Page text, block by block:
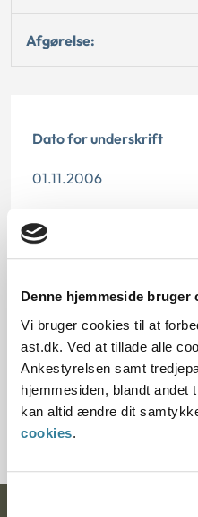
Denne hjemmeside bruger
Vi bruger cookies til at
ast.dk. Ved at tillade alle
Ankestyrelsen samt
hjemmesiden, blandt andet
kan altid ændre dit
cookies.
Afgørelse:
Dato for underskrift
01.11.2006
11.07.2013
Paragraf
Journalnummer
2000249-06